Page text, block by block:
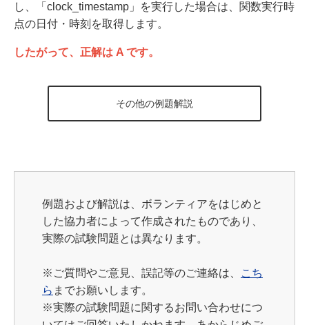
し、「clock_timestamp」を実行した場合は、関数実行時
点の日付・時刻を取得します。
したがって、正解は A です。
その他の例題解説
例題および解説は、ボランティアをはじめと
した協力者によって作成されたものであり、
実際の試験問題とは異なります。
※ ご質問やご意見、誤記等のご連絡は、
こち
ら までお願いします。
※実際の試験問題に関するお問い合わせにつ